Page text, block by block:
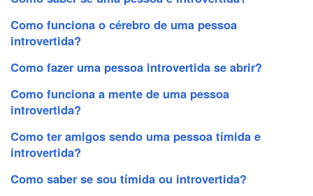
Como funciona o cérebro de uma pessoa
introvertida?
Como fazer uma pessoa introvertida se abrir?
Como funciona a mente de uma pessoa
introvertida?
Como ter amigos sendo uma pessoa tímida e
introvertida?
Como saber se sou tímida ou introvertida?